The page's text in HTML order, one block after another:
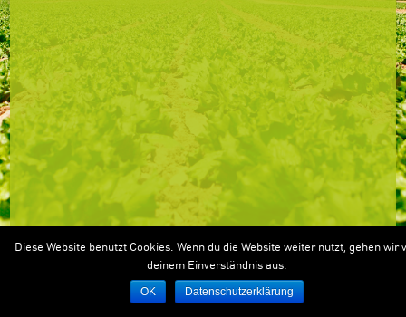
Diese Website benutzt Cookies. Wenn du die Website weiter nutzt, gehen wir
deinem Einverständnis aus.
OK Datenschutzerklärung